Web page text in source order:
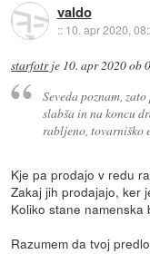
valdo
:: 10. apr 2020,
starfotrje 10. apr 2020 ob
Seveda poznam,
slabša in na koncu
rabljeno, tovarniško
Kje pa prodajo v redu
Zakaj jih prodajajo, ker
Koliko stane
Razumem da tvoj